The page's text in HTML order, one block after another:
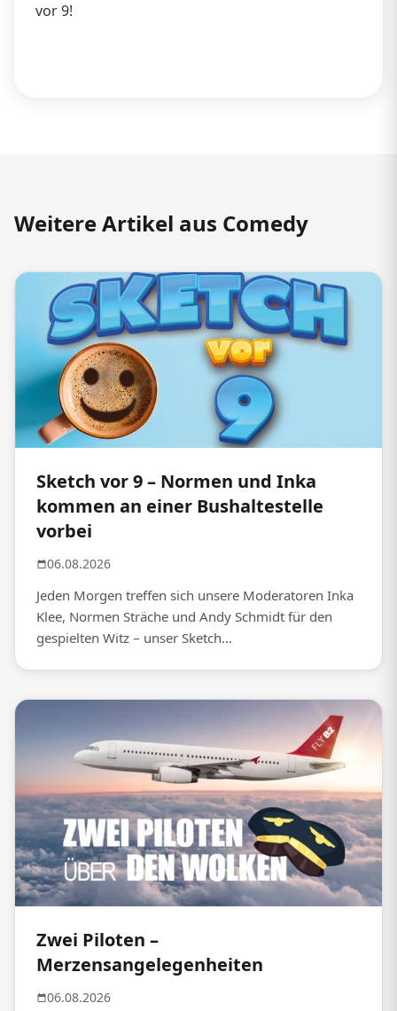
vor 9!
Weitere Artikel aus Comedy
Sketch vor 9 – Normen und Inka
kommen an einer Bushaltestelle
vorbei
06.08.2026
Jeden Morgen treffen sich unsere Moderatoren Inka
Klee, Normen Sträche und Andy Schmidt für den
gespielten Witz – unser Sketch...
Zwei Piloten –
Merzensangelegenheiten
06.08.2026